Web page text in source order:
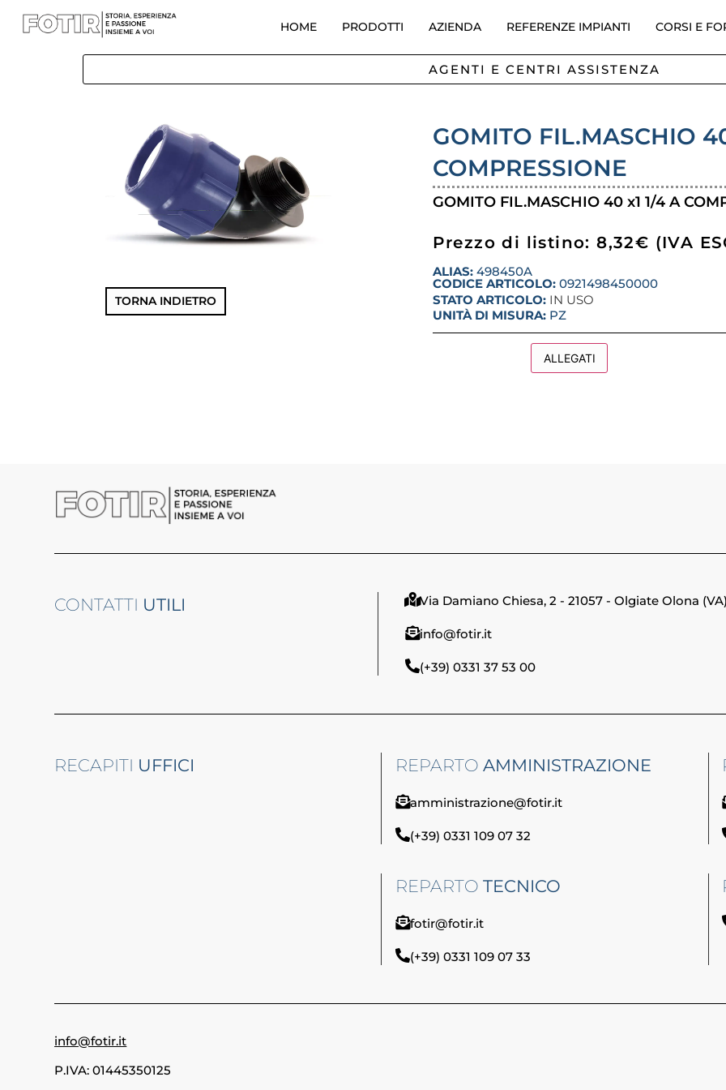
HOME PRODOTTI AZIENDA REFERENZE IMPIANTI CORSI E
AGENTI E CENTRI ASSISTENZA
TORNA INDIETRO
GOMITO FIL.MASCHIO
COMPRESSIONE
GOMITO FIL.MASCHIO 40 x1 1/4 A
Prezzo di listino: 8,32€ (IVA
ALIAS:498450A
CODICE ARTICOLO: 0921498450000
STATO ARTICOLO: IN USO
UNITÀ DI MISURA:PZ
ALLEGATI
CONTATTI UTILI Via Damiano Chiesa, 2 - 21057 - Olgiate Olona
info@fotir.it
(+39) 0331 37 53 00
RECAPITI UFFICI REPARTO AMMINISTRAZIONE
amministrazione@fotir.it
(+39) 0331 109 07 32
REPARTO TECNICO
fotir@fotir.it
(+39) 0331 109 07 33
info@fotir.it
P.IVA: 01445350125